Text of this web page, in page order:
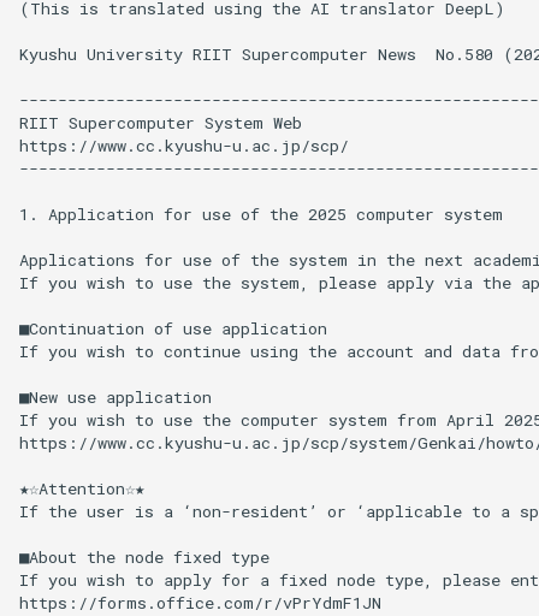
(This is translated using the AI translator DeepL)
Kyushu University RIIT Supercomputer News  No.580
RIIT Supercomputer System Web
https://www.cc.kyushu-u.ac.jp/scp/
1. Application for use of the 2025 computer system
Applications for use of the system in the next
If you wish to use the system, please apply via the
■Continuation of use application
If you wish to continue using the account and data
■New use application
If you wish to use the computer system from April
https://www.cc.kyushu-u.ac.jp/scp/system/Genkai/
★☆Attention☆★
If the user is a ‘non-resident’ or ‘applicable to a
■About the node fixed type
If you wish to apply for a fixed node type, please
https://forms.office.com/r/vPrYdmF1JN